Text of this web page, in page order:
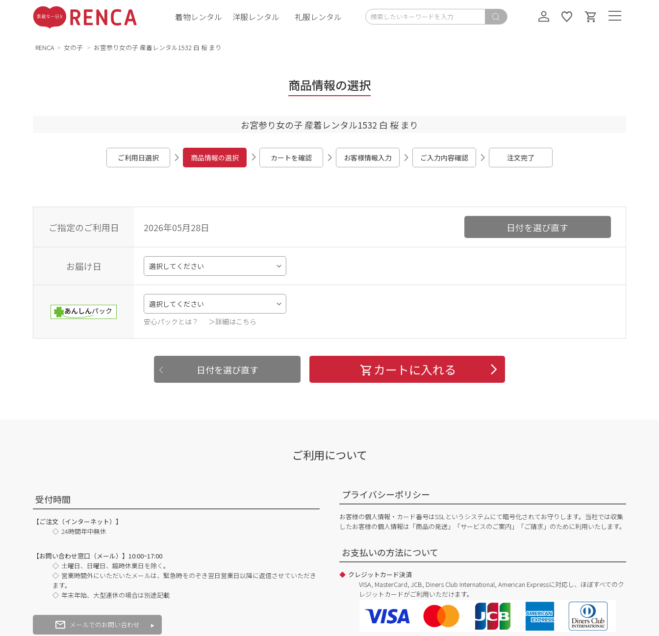
着物レンタル 洋服レンタル 礼服レンタル
RENCA 女の子 お宮参り女の子 産着レンタル1532 白 桜 まり
商品情報の選択
お宮参り女の子 産着レンタル1532 白 桜 まり
ご利用日選択 商品情報の選択 カートを確認 お客様情報入力 ご入力内容確認 注文完了
ご指定のご利用日 2026年05月28日 日付を選び直す
お届け日
安心パックとは？ ＞詳細はこちら
日付を選び直す カートに入れる
ご利用について
受付時間
【ご注文（インターネット）】
24時間年中無休
【お問い合わせ窓口（メール）】10:00~17:00
土曜日、日曜日、臨時休業日を除く。
営業時間外にいただいたメールは、緊急時をのぞき翌日営業日以降に返信させていただき
ます。
年末年始、大型連休の場合は別途記載
メールでのお問い合わせ
プライバシーポリシー
お客様の個人情報・カード番号はSSLというシステムにて暗号化されてお守りします。当社では収集
したお客様の個人情報は「商品の発送」「サービスのご案内」「ご請求」のために利用いたします。
お支払いの方法について
クレジットカード決済
VISA, MasterCard, JCB, Diners Club International, American Expressに対応し、ほぼすべてのク
レジットカードがご利用いただけます。